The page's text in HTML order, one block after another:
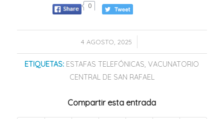
0
4 AGOSTO, 2025
/
ETIQUETAS: ESTAFAS TELEFÓNICAS,VACUNATORIO
CENTRAL DE SAN RAFAEL
Compartir esta entrada